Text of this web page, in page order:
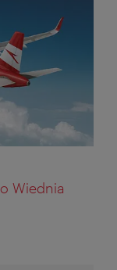
Wiednia